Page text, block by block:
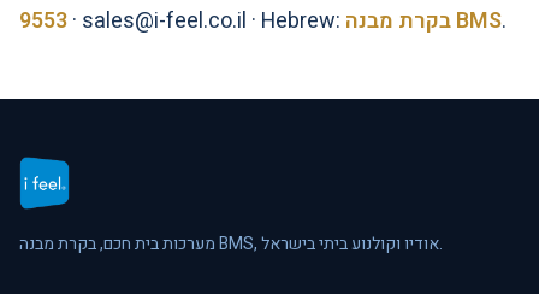
9553· sales@i-feel.co.il · Hebrew: בקרת מבנה BMS.
מערכות בית חכם, בקרת מבנה BMS, אודיו וקולנוע ביתי בישראל.